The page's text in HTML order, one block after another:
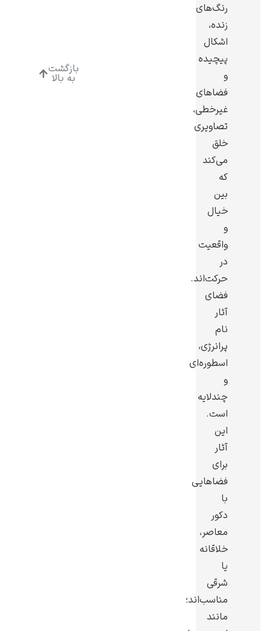
رنگ‌های
زنده،
اشکال
پیچیده
و
فضاهای
غیرخطی،
تصاویری
خلق
می‌کند
که
بین
خیال
و
واقعیت
در
حرکت‌اند.
فضای
آثار
نام
پرانرژی،
اسطوره‌ای
و
چندلایه
است.
این
آثار
برای
فضاهایی
با
دکور
معاصر،
خلاقانه
یا
شرقی
مناسب‌اند؛
مانند
بازگشت
به بالا